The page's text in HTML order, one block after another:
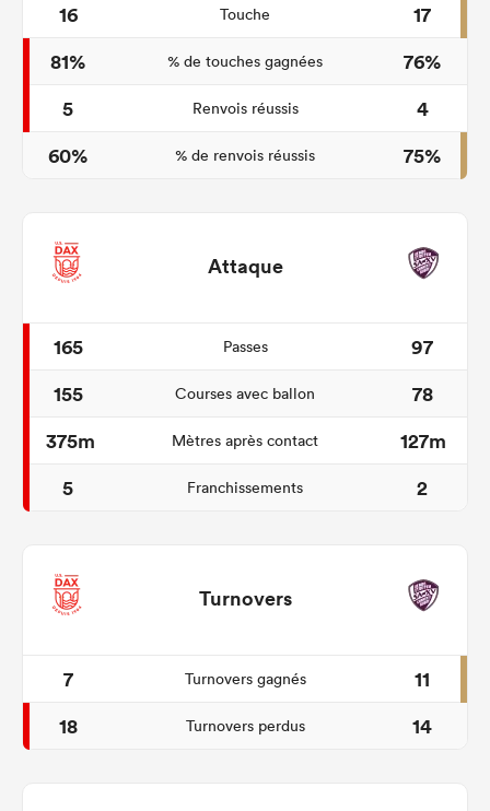
16
Touche
17
81%
% de touches gagnées
76%
5
Renvois réussis
4
60%
% de renvois réussis 75%
Attaque
165 Passes
97
155
Courses avec ballon
78
375m
Mètres après contact
127m
5
Franchissements 2
Turnovers
7 Turnovers gagnés
11
18
Turnovers perdus 14